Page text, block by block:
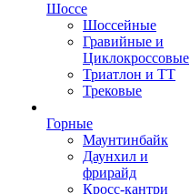
Шоссе
Шоссейные
Гравийные и
Циклокроссовые
Триатлон и ТТ
Трековые
Горные
Маунтинбайк
Даунхил и
фрирайд
Кросс-кантри